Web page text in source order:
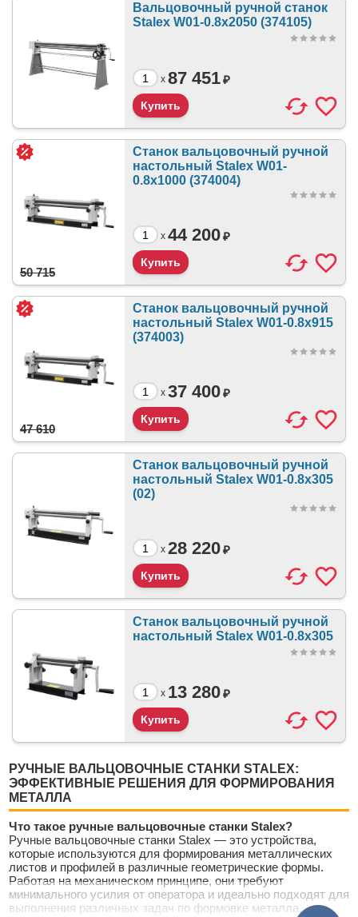
Вальцовочный ручной станок
Stalex W01-0.8х2050 (374105)
x 87 451₽
Станок вальцовочный ручной
настольный Stalex W01-
0.8x1000 (374004)
x
50 715
44 200₽
Станок вальцовочный ручной
настольный Stalex W01-0.8x915
(374003)
x
47 610
37 400₽
Станок вальцовочный ручной
настольный Stalex W01-0.8x305
(02)
x 28 220₽
Станок вальцовочный ручной
настольный Stalex W01-0.8x305
x 13 280₽
РУЧНЫЕ ВАЛЬЦОВОЧНЫЕ СТАНКИ STALEX:
ЭФФЕКТИВНЫЕ РЕШЕНИЯ ДЛЯ ФОРМИРОВАНИЯ
МЕТАЛЛА
Что такое ручные вальцовочные станки Stalex?
Ручные вальцовочные станки Stalex — это устройства,
которые используются для формирования металлических
листов и профилей в различные геометрические формы.
Работая на механическом принципе, они требуют
минимального усилия от оператора и идеально подходят для
выполнения различных задач по формовке металла.